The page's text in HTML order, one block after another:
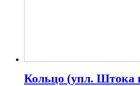
Кольцо (упл. Штока